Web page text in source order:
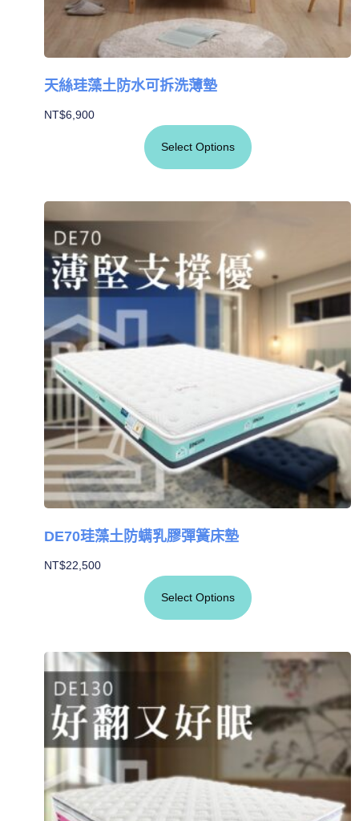
天絲珪藻土防水可拆洗薄墊
NT$6,900
Select Options
DE70珪藻土防螨乳膠彈簧床墊
NT$22,500
Select Options